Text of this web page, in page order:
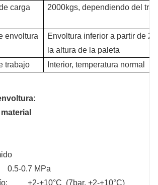
carga
2000kgs, dependiendo del
envoltura
Envoltura inferior a partir de
la altura de la paleta
trabajo
Interior, temperatura normal
0.7 MPa
+2-+10°C (7bar, +2-+10°C)